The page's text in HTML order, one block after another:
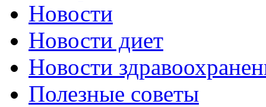
Новости
Новости диет
Новости
Полезные советы